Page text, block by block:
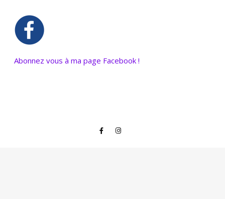
Abonnez vous à ma page Facebook !